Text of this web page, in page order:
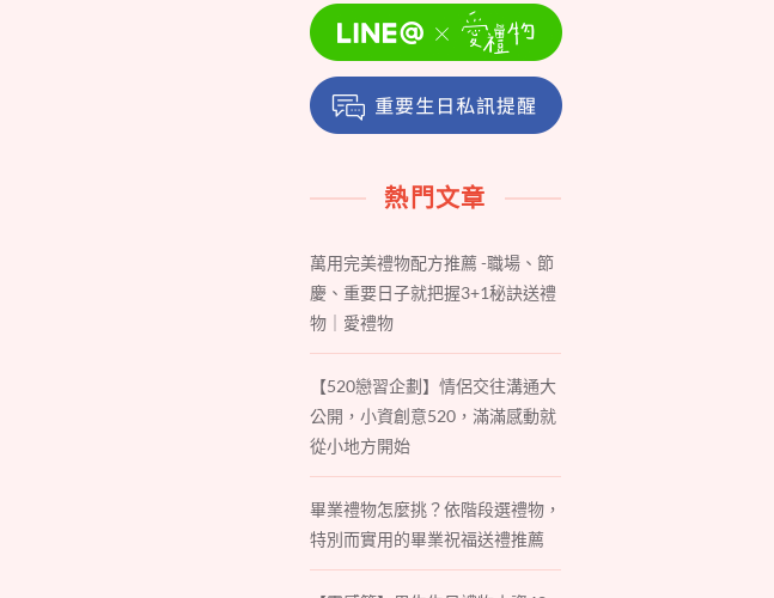
熱門文章
萬用完美禮物配方推薦 -職場、節
慶、重要日子就把握3+1秘訣送禮
物｜愛禮物
【520戀習企劃】情侶交往溝通大
公開，小資創意520，滿滿感動就
從小地方開始
畢業禮物怎麼挑？依階段選禮物，
特別而實用的畢業祝福送禮推薦